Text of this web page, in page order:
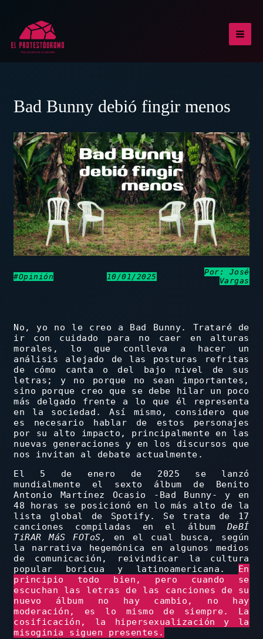
contenido
Bad Bunny debió fingir menos
#Opinión 10/01/2025
Por: José
Vargas
No, yo no le creo a Bad Bunny. Trataré de
ir con cuidado para no caer en alturas
morales, lo que conlleva a hacer un
análisis alejado de las posturas refritas
de cómo canta o del bajo nivel de sus
letras; y no porque no sean importantes,
sino porque creo que se debe hilar un poco
más delgado frente a lo que él representa
en la sociedad. Así mismo, considero que
es necesario hablar de estos personajes
por su alto impacto, principalmente en las
nuevas generaciones y en los discursos que
nos invitan al debate actualmente.
El 5 de enero de 2025 se lanzó
mundialmente el sexto álbum de Benito
Antonio Martínez Ocasio -Bad Bunny- y en
48 horas se posicionó en lo más alto de la
lista global de Spotify. Se trata de 17
canciones compiladas en el álbum DeBÍ
TiRAR MáS FOToS, en el cual busca, según
la narrativa hegemónica en algunos medios
de comunicación, reivindicar la cultura
popular boricua y latinoamericana. En
principio todo bien, pero cuando se
escuchan las letras de las canciones de su
nuevo álbum no hay cambio, no hay
moderación, es lo mismo de siempre. La
cosificación, la hipersexualización y la
misoginia siguen presentes.